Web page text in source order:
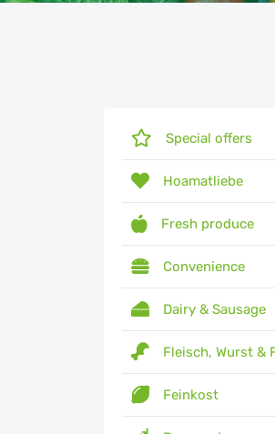
Special offers
Hoamatliebe
Fresh produce
Convenience
Dairy & Sausage
Fleisch, Wurst &
Feinkost